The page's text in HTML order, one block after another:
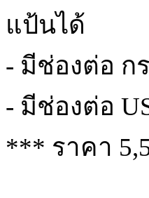
แป้นได้
- มีช่องต่อ ก
- มีช่องต่อ
*** ราคา